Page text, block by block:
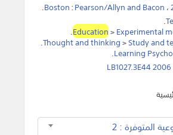
Boston:Pearson/Allyn and Bacon ،
.
.
Education>Experimental
.
Thought and thinking>Study and
.
Learning
.
LB1027.3E44 2006
المتوفرة : 2